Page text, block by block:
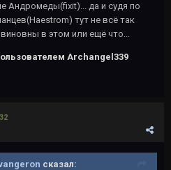
Андромеды(fixit)... да и судя по
тут не всё так
в этом или ещё что...
Archangel339
сказал: